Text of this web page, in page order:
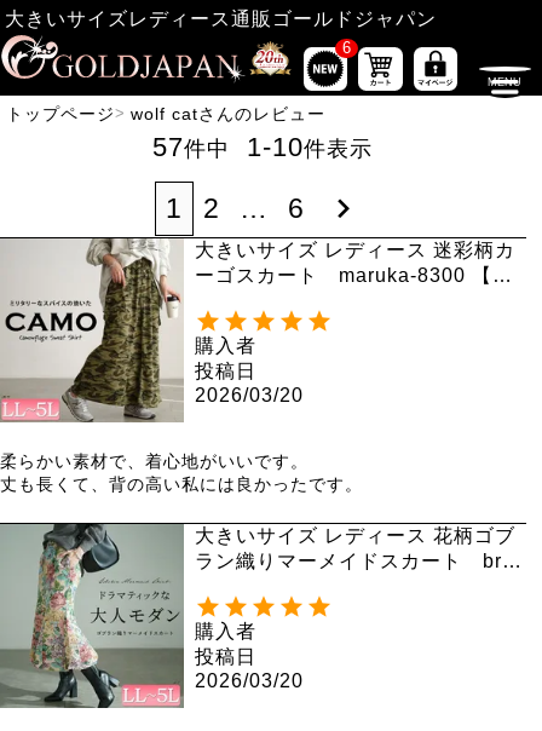
大きいサイズレディース通販ゴールドジャパン
6
トップページ wolf catさんのレビュー
57件中 1-10件表示
1 2 … 6
大きいサイズ レディース 迷彩柄カ
ーゴスカート maruka-8300 【メ
購入者
投稿日
2026/03/20
柔らかい素材で、着心地がいいです。
丈も長くて、背の高い私には良かったです。
大きいサイズ レディース 花柄ゴブ
ラン織りマーメイドスカート bro-
購入者
投稿日
2026/03/20